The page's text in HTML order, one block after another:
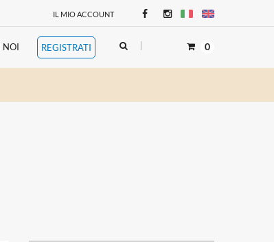
IL MIO ACCOUNT
NOI REGISTRATI 0